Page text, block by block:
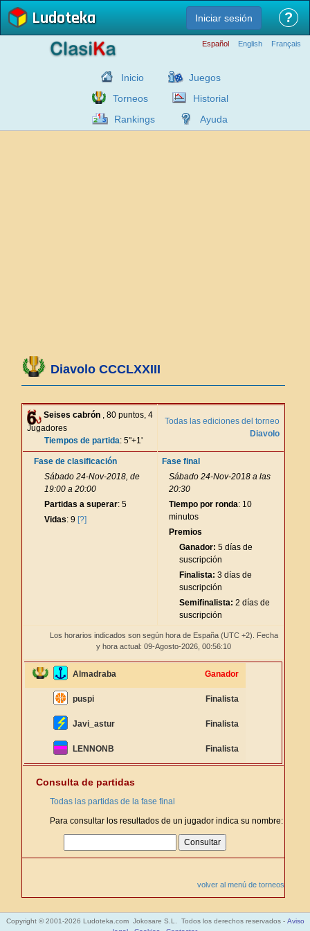
Ludoteka Iniciar sesión ?
Español English Français
Inicio
Juegos
Torneos
Historial
Rankings
Ayuda
Diavolo CCCLXXIII
Seises cabrón , 80 puntos, 4
Jugadores
Tiempos de partida: 5"+1'
Todas las ediciones del torneo
Diavolo
Fase de clasificación
Sábado 24-Nov-2018, de
19:00 a 20:00
Partidas a superar: 5
Vidas: 9 [?]
Fase final
Sábado 24-Nov-2018 a las
20:30
Tiempo por ronda: 10
minutos
Premios
Ganador: 5 días de
suscripción
Finalista: 3 días de
suscripción
Semifinalista: 2 días de
suscripción
Los horarios indicados son según hora de España (UTC +2). Fecha
y hora actual: 09-Agosto-2026,00:56:11
Almadraba Ganador
puspi Finalista
Javi_astur Finalista
LENNONB Finalista
Consulta de partidas
Todas las partidas de la fase final
Para consultar los resultados de un jugador indica su nombre:
volver al menú de torneos
Copyright © 2001-2026 Ludoteka.com Jokosare S.L. Todos los derechos reservados - Aviso